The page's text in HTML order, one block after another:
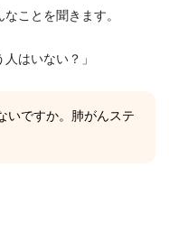
ことを聞きます。
はいない？」
いですか。肺がんステ